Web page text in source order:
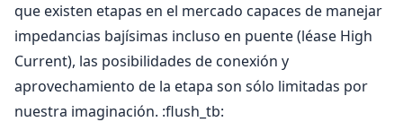
que existen etapas en el mercado capaces de manejar
impedancias bajísimas incluso en puente (léase High
Current), las posibilidades de conexión y
aprovechamiento de la etapa son sólo limitadas por
nuestra imaginación. :flush_tb: